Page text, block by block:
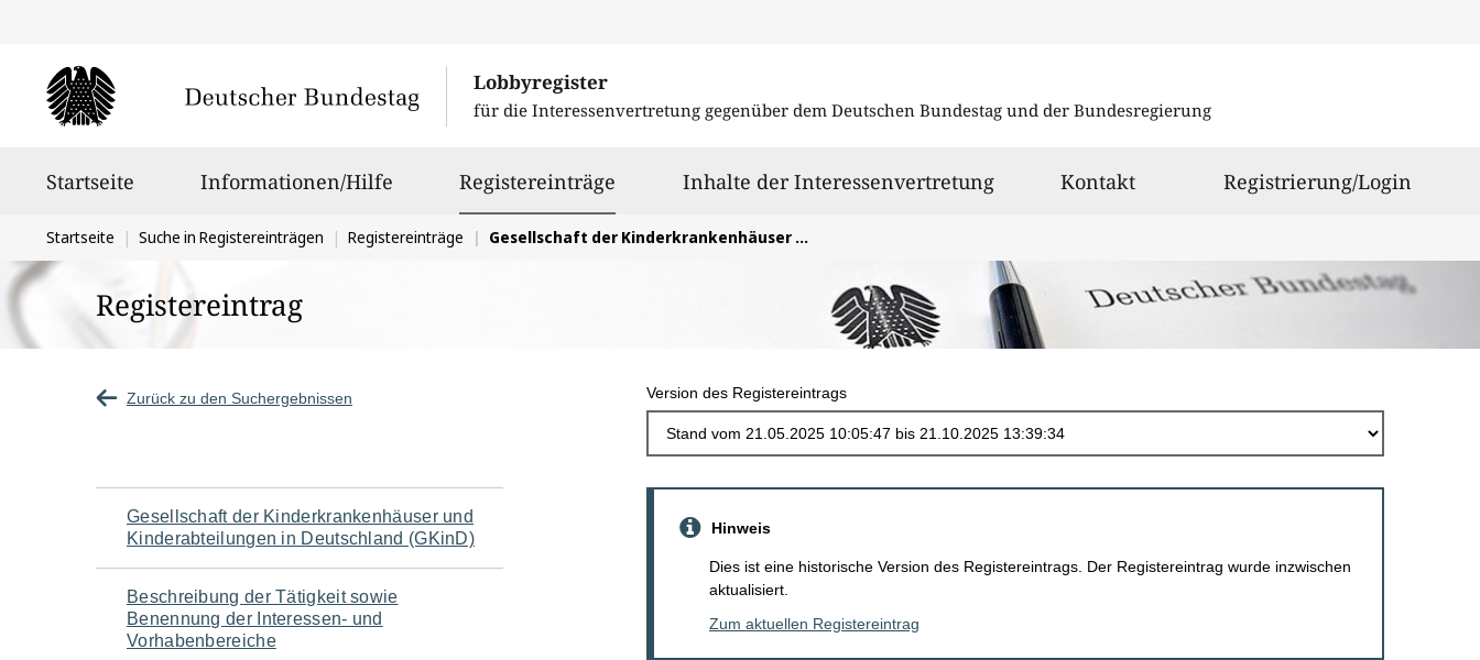
Lobbyregister
für die Interessenvertretung gegenüber dem Deutschen Bundestag und der Bundesregierung
Startseite Informationen/Hilfe Registereinträge ausgewähltInhalte der Interessenvertretung Kontakt Registrierung/Login
Sie
befinden
sich
hier:
Startseite Suche in Registereinträgen Registereinträge Gesellschaft der Kinderkrankenhäuser und Kinderabteilungen in Deutschland (GKinD)
Registereintrag
Zurück zu den Suchergebnissen Version des Registereintrags
Navigation
für
den
Gesellschaft der Kinderkrankenhäuser und
Kinderabteilungen in Deutschland (GKinD)
Beschreibung der Tätigkeit sowie
Benennung der Interessen- und
Vorhabenbereiche
Hinweis
Dies ist eine historische Version des Registereintrags. Der Registereintrag wurde inzwischen
aktualisiert.
Zum aktuellen Registereintrag